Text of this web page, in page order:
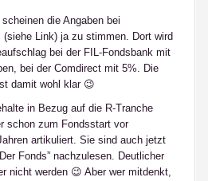
die Angaben bei
(siehe Link) ja zu stimmen. Dort wird
bei der FIL-Fondsbank mit
bei der Comdirect mit 5%. Die
damit wohl klar 😉
in Bezug auf die R-Tranche
schon zum Fondsstart vor
artikuliert. Sie sind auch jetzt
Fonds” nachzulesen. Deutlicher
nicht werden 😉 Aber wer mitdenkt,